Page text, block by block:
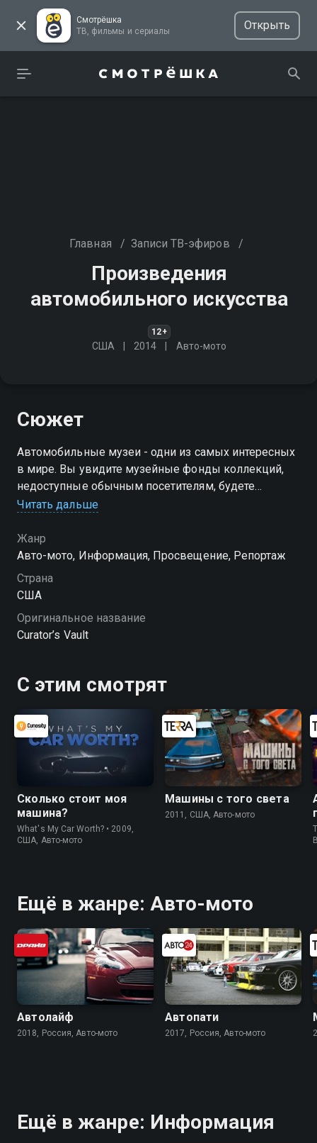
Смотрёшка
ТВ, фильмы и сериалы
Открыть
Главная / Записи ТВ-эфиров /
Произведения
автомобильного искусства
12+
США 2014 Авто-мото
Сюжет
Автомобильные музеи - одни из самых интересных
в мире. Вы увидите музейные фонды коллекций,
недоступные обычным посетителям, будете
восхищены миром шикарных машин и узнаете
Читать дальше
Жанр
Авто-мото, Информация, Просвещение, Репортаж
Страна
США
Оригинальное название
Curator’s Vault
С этим смотрят
Сколько стоит моя
машина?
What's My Car Worth? • 2009,
США, Авто-мото
Машины с того света
2011, США, Авто-мото
Ещё в жанре: Авто-мото
Автолайф
2018, Россия, Авто-мото
Автопати
2017, Россия, Авто-мото
Ещё в жанре: Информация